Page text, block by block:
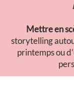
Mettre en
storytelling
printemps ou